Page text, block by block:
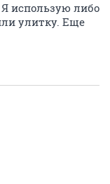
использую либо
улитку. Еще